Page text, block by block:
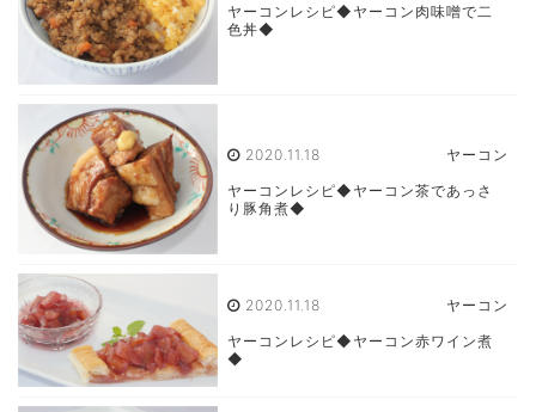
ヤーコンレシピ◆ヤーコン肉味噌で二
色丼◆
2020.11.18
ヤーコン
ヤーコンレシピ◆ヤーコン茶であっさ
り豚角煮◆
2020.11.18
ヤーコン
ヤーコンレシピ◆ヤーコン赤ワイン煮
◆